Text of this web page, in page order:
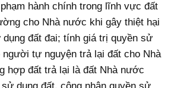
hành chính trong lĩnh vực đất
cho Nhà nước khi gây thiệt hại
đất đai; tính giá trị quyền sử
người tự nguyện trả lại đất cho Nhà
hợp đất trả lại là đất Nhà nước